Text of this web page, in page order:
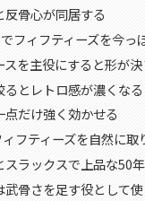
反骨心が同居する
フィフティーズを今っ
スを主役にすると形が
るとレトロ感が濃くなる
点だけ強く効かせる
フティーズを自然に取
スラックスで上品な50
武骨さを足す役として使